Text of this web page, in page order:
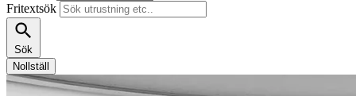
Fritextsök
Sök
Nollställ